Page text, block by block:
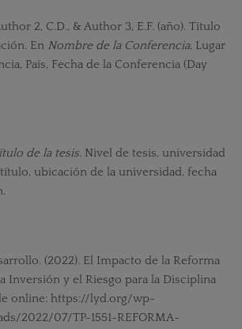
2, C.D., & Author 3, E.F. (año). Título
En Nombre de la Conferencia, Lugar
País, Fecha de la Conferencia (Day
de la tesis. Nivel de tesis, universidad
ubicación de la universidad, fecha
(2022). El Impacto de la Reforma
Inversión y el Riesgo para la Disciplina
online: https://lyd.org/wp-
2022/07/TP-1551-REFORMA-